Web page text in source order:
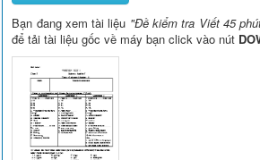
Bạn đang xem tài liệu "Đề kiểm tra Viết 45
để tải tài liệu gốc về máy bạn click vào nút